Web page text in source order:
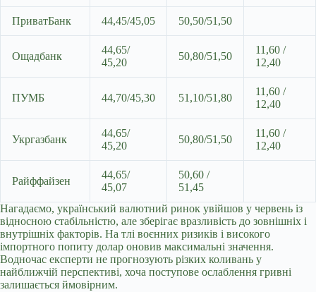
ПриватБанк 44,45/45,05 50,50/51,50
Ощадбанк
44,65/
45,20
50,80/51,50
11,60 /
12,40
ПУМБ 44,70/45,30 51,10/51,80
11,60 /
12,40
Укргазбанк
44,65/
45,20
50,80/51,50
11,60 /
12,40
Райффайзен
44,65/
45,07
50,60 /
51,45
Нагадаємо, український валютний ринок увійшов у червень із
відносною стабільністю, але зберігає вразливість до зовнішніх і
внутрішніх факторів. На тлі воєнних ризиків і високого
імпортного попиту долар оновив максимальні значення.
Водночас експерти не прогнозують різких коливань у
найближчій перспективі, хоча поступове ослаблення гривні
залишається ймовірним.